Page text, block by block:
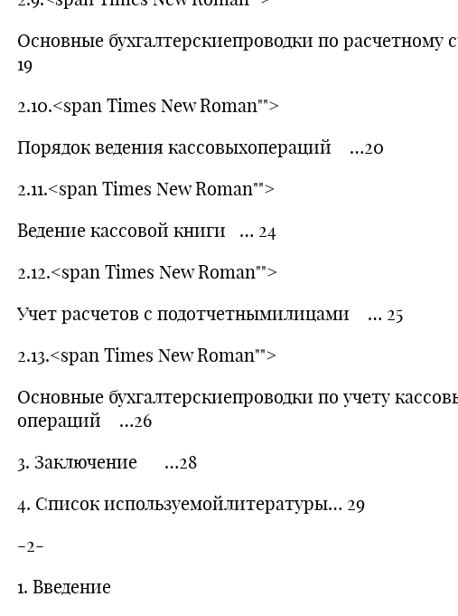
Основные бухгалтерскиепроводки по расчетному
19
2.10.<span Times New Roman"">
Порядок ведения кассовыхопераций …20
2.11.<span Times New Roman"">
Ведение кассовой книги … 24
2.12.<span Times New Roman"">
Учет расчетов с подотчетнымилицами … 25
2.13.<span Times New Roman"">
Основные бухгалтерскиепроводки по учету
операций …26
3. Заключение …28
4. Список используемойлитературы… 29
-2-
1. Введение